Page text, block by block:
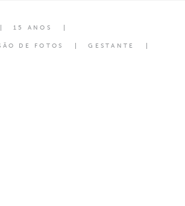
15 ANOS
DE FOTOS GESTANTE